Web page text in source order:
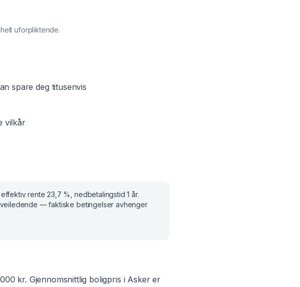
uforpliktende.
spare deg titusenvis
vilkår
, effektiv rente23,7 % , nedbetalingstid1 år.
— faktiske betingelser avhenger
kr. Gjennomsnittlig boligpris i Askerer